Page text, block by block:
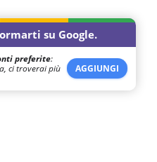
su Google.
preferite:
ci troverai più
AGGIUNGI